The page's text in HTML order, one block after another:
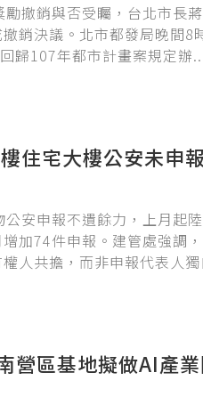
撤銷與否受矚，台北市長
銷決議。北市都發局晚間8
歸107年都市計畫案規定辦
住宅大樓公安未申報
公安申報不遺餘力，上月起
加74件申報。建管處強調
人共擔，而非申報代表人
營區基地擬做AI產